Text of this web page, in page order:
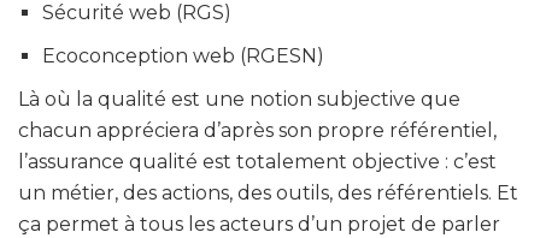
Sécurité web (RGS)
Ecoconception web (RGESN)
Là où la qualité est une notion subjective que
chacun appréciera d’après son propre référentiel,
l’assurance qualité est totalement objective : c’est
un métier, des actions, des outils, des référentiels. Et
ça permet à tous les acteurs d’un projet de parler